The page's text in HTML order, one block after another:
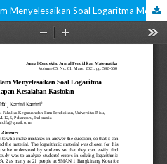
Analisis Kesalahan Siswa dalam Menyelesaikan Soal Logaritma Menggunakan Tahapan Kesalahan Kastolan